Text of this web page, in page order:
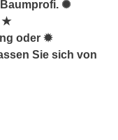
Baumprofi. ✺
★
oder ✹
Sie sich von